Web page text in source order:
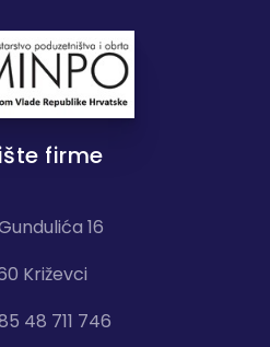
firme
16
Križevci
48 711 746